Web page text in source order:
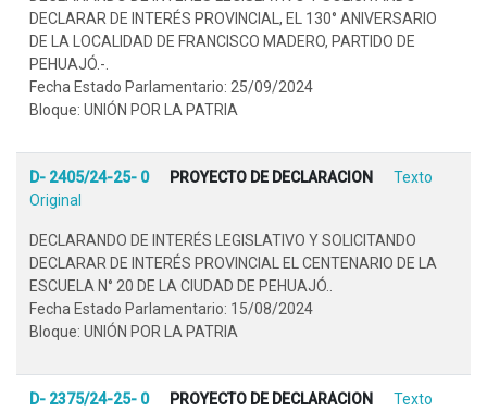
DECLARAR DE INTERÉS PROVINCIAL, EL 130° ANIVERSARIO
DE LA LOCALIDAD DE FRANCISCO MADERO, PARTIDO DE
PEHUAJÓ.-.
Fecha Estado Parlamentario: 25/09/2024
Bloque: UNIÓN POR LA PATRIA
D- 2405/24-25- 0 PROYECTO DE DECLARACION
Texto
Original
DECLARANDO DE INTERÉS LEGISLATIVO Y SOLICITANDO
DECLARAR DE INTERÉS PROVINCIAL EL CENTENARIO DE LA
ESCUELA N° 20 DE LA CIUDAD DE PEHUAJÓ..
Fecha Estado Parlamentario: 15/08/2024
Bloque: UNIÓN POR LA PATRIA
D- 2375/24-25- 0 PROYECTO DE DECLARACION
Texto